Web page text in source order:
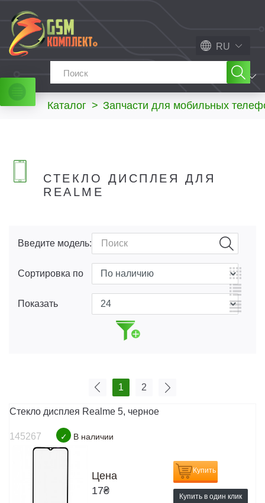
RU
МЕНЮ
Каталог > Запчасти для мобильных
СТЕКЛО ДИСПЛЕЯ ДЛЯ
REALME
Введите модель:
Сортировка по
Показать
1 2
Стекло дисплея Realme 5, черное
145267 ✓ В наличии
Цена
17₴
Купить
Купить в один клик